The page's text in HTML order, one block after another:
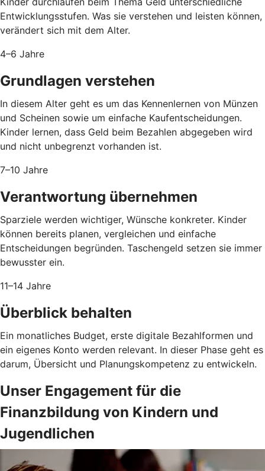
Entwicklungsstufen. Was sie verstehen und leisten können,
verändert sich mit dem Alter.
4–6 Jahre
Grundlagen verstehen
In diesem Alter geht es um das Kennenlernen von Münzen
und Scheinen sowie um einfache Kaufentscheidungen.
Kinder lernen, dass Geld beim Bezahlen abgegeben wird
und nicht unbegrenzt vorhanden ist.
7–10 Jahre
Verantwortung übernehmen
Sparziele werden wichtiger, Wünsche konkreter. Kinder
können bereits planen, vergleichen und einfache
Entscheidungen begründen. Taschengeld setzen sie immer
bewusster ein.
11–14 Jahre
Überblick behalten
Ein monatliches Budget, erste digitale Bezahlformen und
ein eigenes Konto werden relevant. In dieser Phase geht es
darum, Übersicht und Planungskompetenz zu entwickeln.
Unser Engagement für die
Finanzbildung von Kindern und
Jugendlichen